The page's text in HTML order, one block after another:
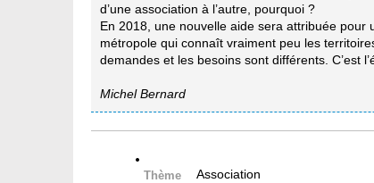
d’une association à l’autre, pourquoi ?
En 2018, une nouvelle aide sera attribuée
métropole qui connaît vraiment peu les
demandes et les besoins sont différents. C’est
Michel Bernard
Thème Association